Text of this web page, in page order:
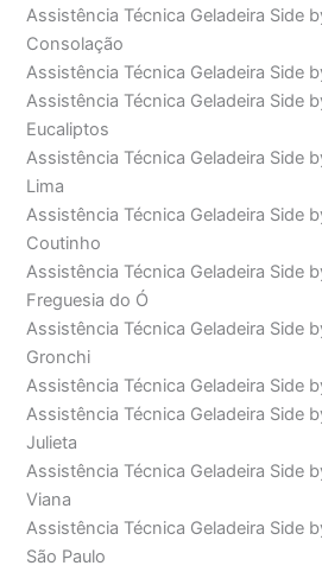
Assistência Técnica Geladeira Side
Consolação
Assistência Técnica Geladeira Side
Assistência Técnica Geladeira Side
Eucaliptos
Assistência Técnica Geladeira Side
Lima
Assistência Técnica Geladeira Side
Coutinho
Assistência Técnica Geladeira Side
Freguesia do Ó
Assistência Técnica Geladeira Side
Gronchi
Assistência Técnica Geladeira Side
Assistência Técnica Geladeira Side
Julieta
Assistência Técnica Geladeira Side
Viana
Assistência Técnica Geladeira Side
São Paulo